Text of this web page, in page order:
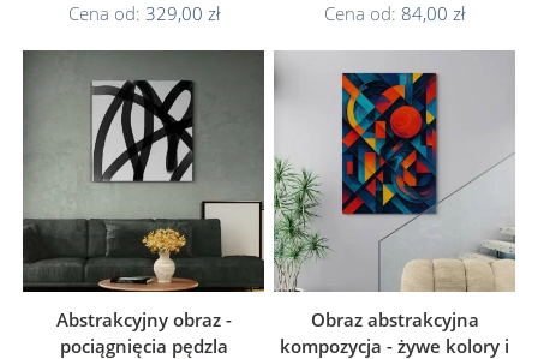
Cena od: 329,00 zł
Cena od: 84,00 zł
Abstrakcyjny obraz -
pociągnięcia pędzla
Obraz abstrakcyjna
kompozycja - żywe kolory i